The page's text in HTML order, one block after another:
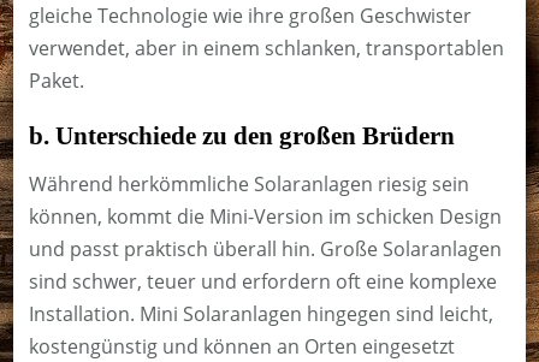
gleiche Technologie wie ihre großen Geschwister
verwendet, aber in einem schlanken, transportablen
Paket.
b. Unterschiede zu den großen Brüdern
Während herkömmliche Solaranlagen riesig sein
können, kommt die Mini-Version im schicken Design
und passt praktisch überall hin. Große Solaranlagen
sind schwer, teuer und erfordern oft eine komplexe
Installation. Mini Solaranlagen hingegen sind leicht,
kostengünstig und können an Orten eingesetzt